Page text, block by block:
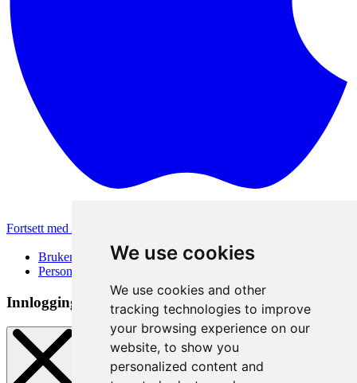
We use cookies
We use cookies and other
tracking technologies to improve
your browsing experience on our
website, to show you
personalized content and
Fortsett med Apple
Brukervilkår
Personvernerklæring
Innloggingsmetode